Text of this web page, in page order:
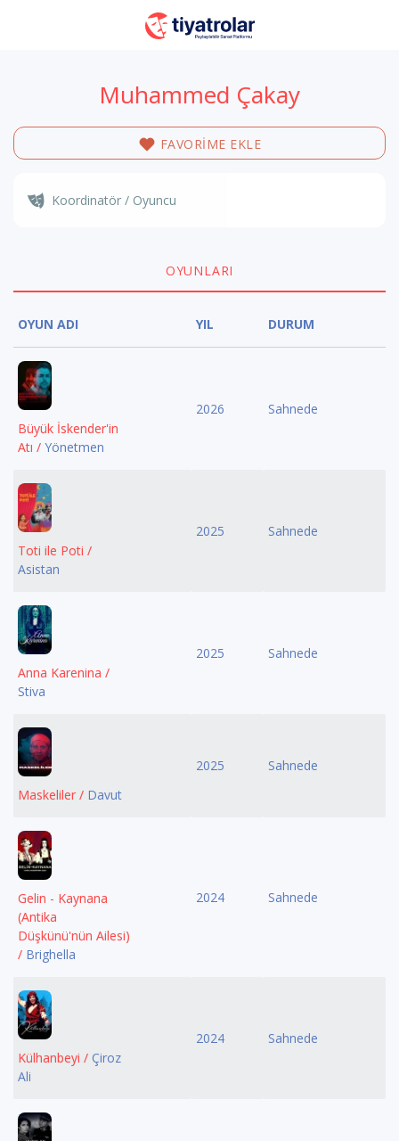
Muhammed Çakay
FAVORİME EKLE
Koordinatör / Oyuncu
OYUNLARI
OYUN ADI YIL DURUM
Büyük İskender'in
Atı / Yönetmen
2026 Sahnede
Toti ile Poti /
Asistan
2025 Sahnede
Anna Karenina /
Stiva
2025 Sahnede
Maskeliler / Davut
2025 Sahnede
Gelin - Kaynana
(Antika
Düşkünü'nün Ailesi)
/ Brighella
2024 Sahnede
Külhanbeyi / Çiroz
Ali
2024 Sahnede